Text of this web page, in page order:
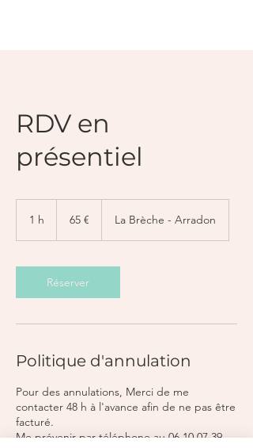
RDV en
présentiel
1 h 65 € La Brèche - Arradon
Réserver
Politique d'annulation
Pour des annulations, Merci de me
contacter 48 h à l'avance afin de ne pas être
facturé.
Me prévenir par téléphone au 06 10 07 39